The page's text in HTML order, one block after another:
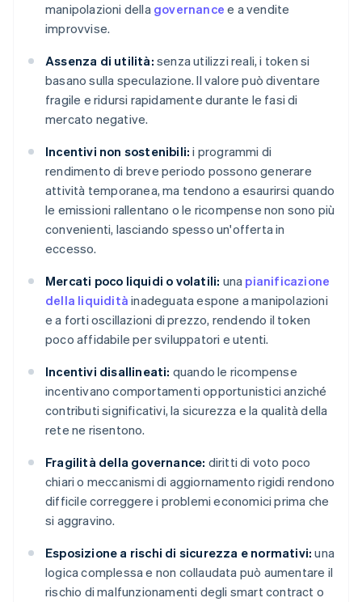
manipolazioni della governance e a vendite
improvvise.
Assenza di utilità: senza utilizzi reali, i token si
basano sulla speculazione. Il valore può diventare
fragile e ridursi rapidamente durante le fasi di
mercato negative.
Incentivi non sostenibili: i programmi di
rendimento di breve periodo possono generare
attività temporanea, ma tendono a esaurirsi quando
le emissioni rallentano o le ricompense non sono più
convenienti, lasciando spesso un'offerta in
eccesso.
Mercati poco liquidi o volatili: una pianificazione
della liquidità inadeguata espone a manipolazioni
e a forti oscillazioni di prezzo, rendendo il token
poco affidabile per sviluppatori e utenti.
Incentivi disallineati: quando le ricompense
incentivano comportamenti opportunistici anziché
contributi significativi, la sicurezza e la qualità della
rete ne risentono.
Fragilità della governance: diritti di voto poco
chiari o meccanismi di aggiornamento rigidi rendono
difficile correggere i problemi economici prima che
si aggravino.
Esposizione a rischi di sicurezza e normativi: una
logica complessa e non collaudata può aumentare il
rischio di malfunzionamenti degli smart contract o